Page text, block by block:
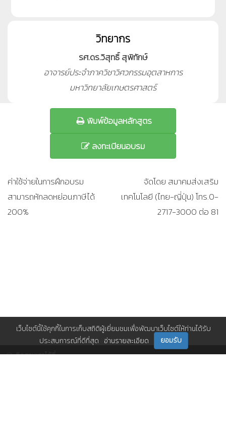
วิทยากร
รศ.ดร.วิสุทธิ์ สุพิทักษ์
อาจารย์ประจำภาควิชาวิศวกรรมอุตสาหการ
มหาวิทยาลัยเกษตรศาสตร์
พิมพ์ข้อมูลหลักสูตร
ลงทะเบียนอบรม
ค่าใช้จ่ายในการฝึกอบรม
สามารถหักลดหย่อนภาษีได้
200%
จัดโดย สมาคมส่งเสริม
เทคโนโลยี (ไทย-ญี่ปุ่น) โทร.0-
2717-3000 ต่อ 81
ติดตามเราได้ที่
เว็บไซต์นี้ใช้คุกกี้ในการเก็บสถิติผู้เยี่ยมชมเพื่อพัฒนาเว็บไซต์ให้ท่านได้รับ
ประสบการณ์ที่ดีที่สุด อ่านรายละเอียด ยอมรับ